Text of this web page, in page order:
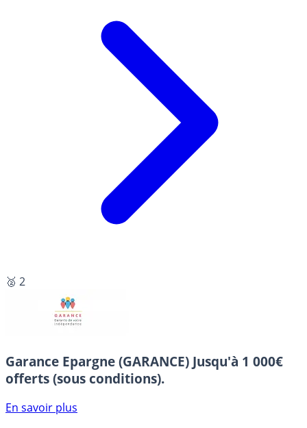
🥈 2
Garance Epargne (GARANCE) Jusqu'à 1 000€
offerts (sous conditions).
En savoir plus